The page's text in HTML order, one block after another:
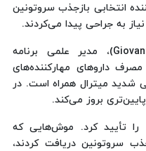
انتخابی بازجذب سروتونین
به جراحی پیدا می‌کردند.
دکتر جیووانی فراری (Giovanni Ferrari)، مدیر علمی برنامه
داروهای مهارکننده‌های
شدید میترال همراه است. در
بروز می‌کند.
را تأیید کرد. موش‌هایی که
سروتونین دریافت کردند،